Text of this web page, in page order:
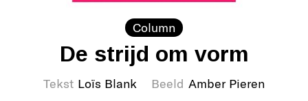
Column
De strijd om vorm
Tekst Loïs Blank Beeld Amber Pieren